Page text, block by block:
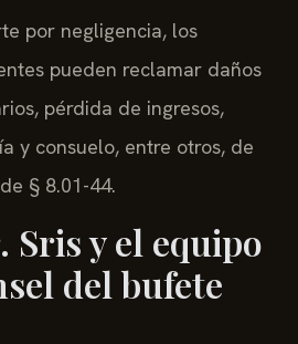
por negligencia, los
pueden reclamar daños
pérdida de ingresos,
y consuelo, entre otros, de
§ 8.01-44.
Sris y el equipo
del bufete